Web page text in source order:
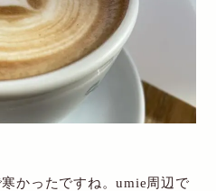
かったですね。umie周辺で